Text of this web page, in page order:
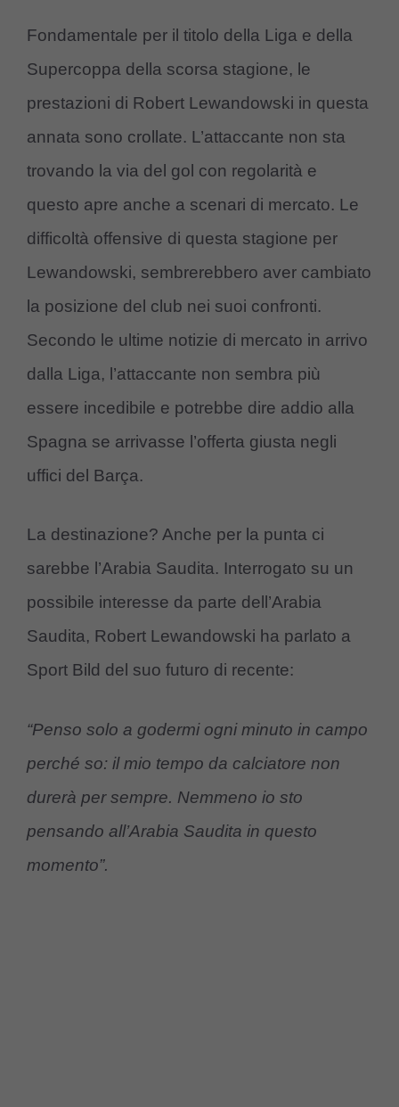
Fondamentale per il titolo della Liga e della
Supercoppa della scorsa stagione, le
prestazioni di Robert Lewandowski in questa
annata sono crollate. L’attaccante non sta
trovando la via del gol con regolarità e
questo apre anche a scenari di mercato. Le
difficoltà offensive di questa stagione per
Lewandowski, sembrerebbero aver cambiato
la posizione del club nei suoi confronti.
Secondo le ultime notizie di mercato in arrivo
dalla Liga, l’attaccante non sembra più
essere incedibile e potrebbe dire addio alla
Spagna se arrivasse l’offerta giusta negli
uffici del Barça.
La destinazione? Anche per la punta ci
sarebbe l’Arabia Saudita. Interrogato su un
possibile interesse da parte dell’Arabia
Saudita, Robert Lewandowski ha parlato a
Sport Bild del suo futuro di recente:
“Penso solo a godermi ogni minuto in campo
perché so: il mio tempo da calciatore non
durerà per sempre. Nemmeno io sto
pensando all’Arabia Saudita in questo
momento”.